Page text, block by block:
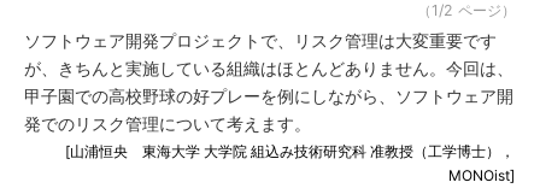
（1/2 ページ）
ソフトウェア開発プロジェクトで、リスク管理は大変重要です
が、きちんと実施している組織はほとんどありません。今回は、
甲子園での高校野球の好プレーを例にしながら、ソフトウェア開
発でのリスク管理について考えます。
[山浦恒央 東海大学 大学院 組込み技術研究科 准教授（工学博士），
MONOist]